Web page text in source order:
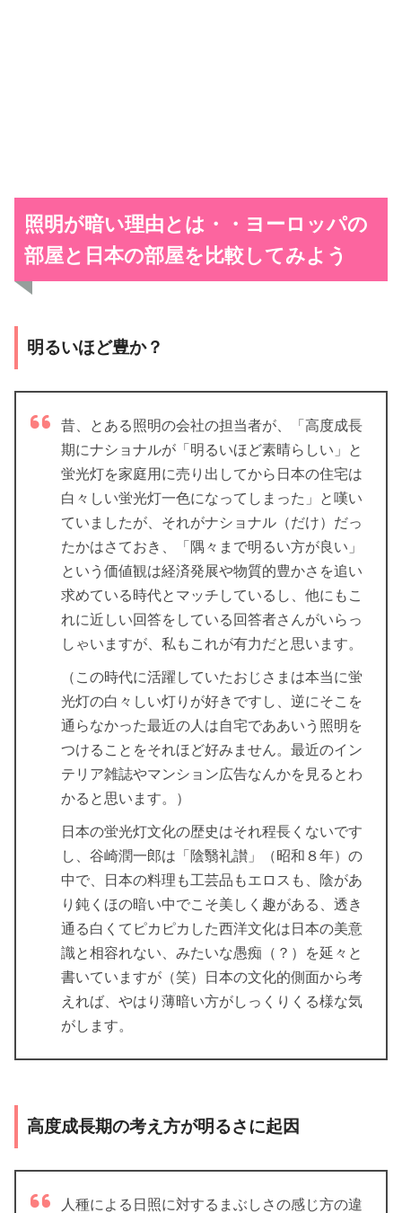
照明が暗い理由とは・・ヨーロッパの
部屋と日本の部屋を比較してみよう
明るいほど豊か？
昔、とある照明の会社の担当者が、「高度成長
期にナショナルが「明るいほど素晴らしい」と
蛍光灯を家庭用に売り出してから日本の住宅は
白々しい蛍光灯一色になってしまった」と嘆い
ていましたが、それがナショナル（だけ）だっ
たかはさておき、「隅々まで明るい方が良い」
という価値観は経済発展や物質的豊かさを追い
求めている時代とマッチしているし、他にもこ
れに近しい回答をしている回答者さんがいらっ
しゃいますが、私もこれが有力だと思います。
（この時代に活躍していたおじさまは本当に蛍
光灯の白々しい灯りが好きですし、逆にそこを
通らなかった最近の人は自宅でああいう照明を
つけることをそれほど好みません。最近のイン
テリア雑誌やマンション広告なんかを見るとわ
かると思います。）
日本の蛍光灯文化の歴史はそれ程長くないです
し、谷崎潤一郎は「陰翳礼讃」（昭和８年）の
中で、日本の料理も工芸品もエロスも、陰があ
り鈍くほの暗い中でこそ美しく趣がある、透き
通る白くてピカピカした西洋文化は日本の美意
識と相容れない、みたいな愚痴（？）を延々と
書いていますが（笑）日本の文化的側面から考
えれば、やはり薄暗い方がしっくりくる様な気
がします。
高度成長期の考え方が明るさに起因
人種による日照に対するまぶしさの感じ方の違